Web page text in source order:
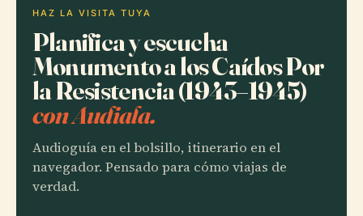
HAZ LA VISITA TUYA
Planifica y escucha
Monumento a los Caídos Por
la Resistencia (1943–1945)
con Audiala.
Audioguía en el bolsillo, itinerario en el
navegador. Pensado para cómo viajas de
verdad.